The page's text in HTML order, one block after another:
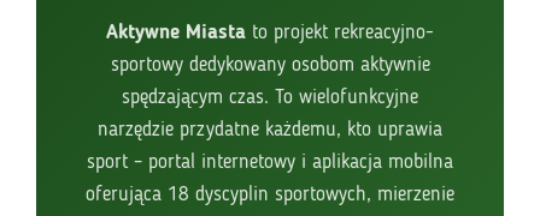
Aktywne Miasta to projekt rekreacyjno-
sportowy dedykowany osobom aktywnie
spędzającym czas. To wielofunkcyjne
narzędzie przydatne każdemu, kto uprawia
sport – portal internetowy i aplikacja mobilna
oferująca 18 dyscyplin sportowych, mierzenie